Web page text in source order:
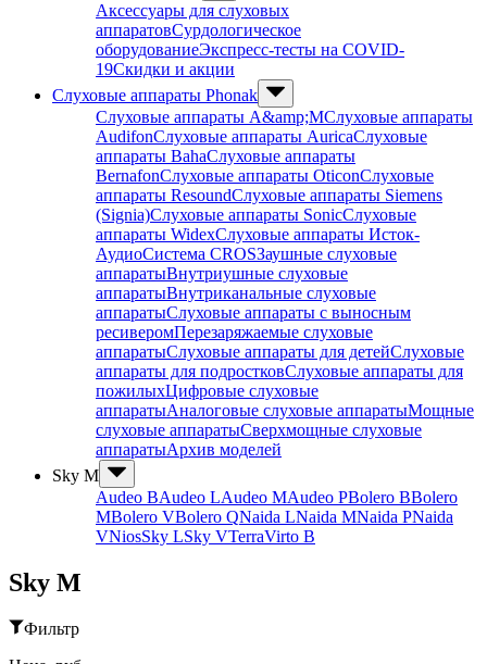
Аксессуары для слуховых
аппаратовСурдологическое
оборудованиеЭкспресс-тесты на COVID-
19Скидки и акции
Слуховые аппараты Phonak
Слуховые аппараты A&amp;MСлуховые аппараты
AudifonСлуховые аппараты AuricaСлуховые
аппараты BahaСлуховые аппараты
BernafonСлуховые аппараты OticonСлуховые
аппараты ResoundСлуховые аппараты Siemens
(Signia)Слуховые аппараты SonicСлуховые
аппараты WidexСлуховые аппараты Исток-
АудиоСистема CROSЗаушные слуховые
аппаратыВнутриушные слуховые
аппаратыВнутриканальные слуховые
аппаратыСлуховые аппараты с выносным
ресиверомПерезаряжаемые слуховые
аппаратыСлуховые аппараты для детейСлуховые
аппараты для подростковСлуховые аппараты для
пожилыхЦифровые слуховые
аппаратыАналоговые слуховые аппаратыМощные
слуховые аппаратыСверхмощные слуховые
аппаратыАрхив моделей
Sky M
Audeo BAudeo LAudeo МAudeo PBolero BBolero
MBolero VBolero QNaida LNaida MNaida PNaida
VNiosSky LSky VTerraVirto B
Sky M
Фильтр